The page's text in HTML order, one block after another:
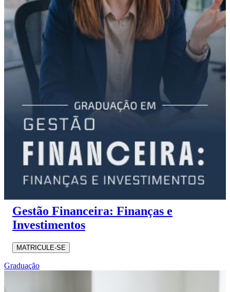
Gestão Financeira: Finanças e
Investimentos
MATRICULE-SE
Graduação